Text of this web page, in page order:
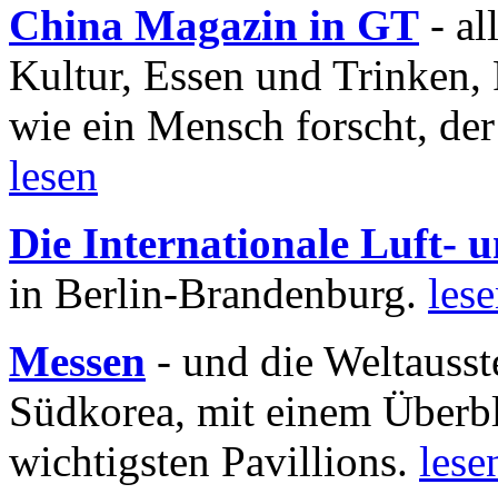
China Magazin in GT -
Kultur, Essen und
wie ein Mensch forscht,
lesen
Die Internationale Luft-
in Berlin-Brandenburg.
Messen - und die
Südkorea, mit einem
wichtigsten Pavillions.